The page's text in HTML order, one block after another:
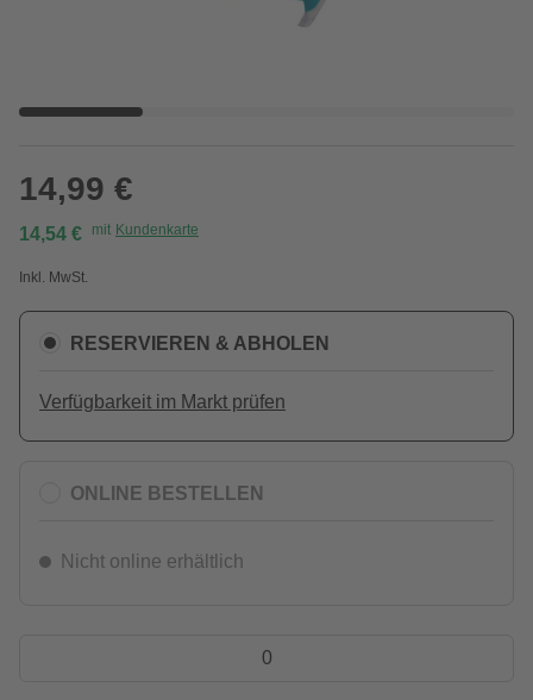
14,99 €
14,54 € mit Kundenkarte
Inkl. MwSt.
RESERVIEREN & ABHOLEN
Verfügbarkeit im Markt prüfen
ONLINE BESTELLEN
Nicht online erhältlich